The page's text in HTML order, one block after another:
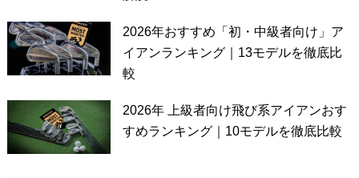
2026年おすすめ「初・中級者向け」ア
イアンランキング｜13モデルを徹底比
較
2026年 上級者向け飛び系アイアンおす
すめランキング｜10モデルを徹底比較